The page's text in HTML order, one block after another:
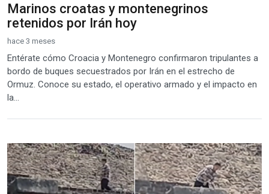
Marinos croatas y montenegrinos
retenidos por Irán hoy
hace 3 meses
Entérate cómo Croacia y Montenegro confirmaron tripulantes a
bordo de buques secuestrados por Irán en el estrecho de
Ormuz. Conoce su estado, el operativo armado y el impacto en
la...